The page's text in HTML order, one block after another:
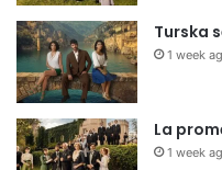
Turska
1 week
La
1 week